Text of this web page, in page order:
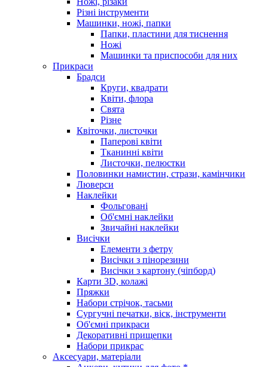
Різні інструменти
Машинки, ножі, папки
Папки, пластини для тиснення
Ножі
Машинки та приспособи для них
Прикраси
Брадси
Круги, квадрати
Квіти, флора
Свята
Різне
Квіточки, листочки
Паперові квіти
Тканинні квіти
Листочки, пелюстки
Половинки намистин, стрази, камінчики
Люверси
Наклейки
Фольговані
Об'ємні наклейки
Звичайні наклейки
Висічки
Елементи з фетру
Висічки з пінорезини
Висічки з картону (чіпборд)
Карти 3D, колажі
Пряжки
Набори стрічок, тасьми
Сургучні печатки, віск, інструменти
Об'ємні прикраси
Декоративні прищепки
Набори прикрас
Аксесуари, матеріали